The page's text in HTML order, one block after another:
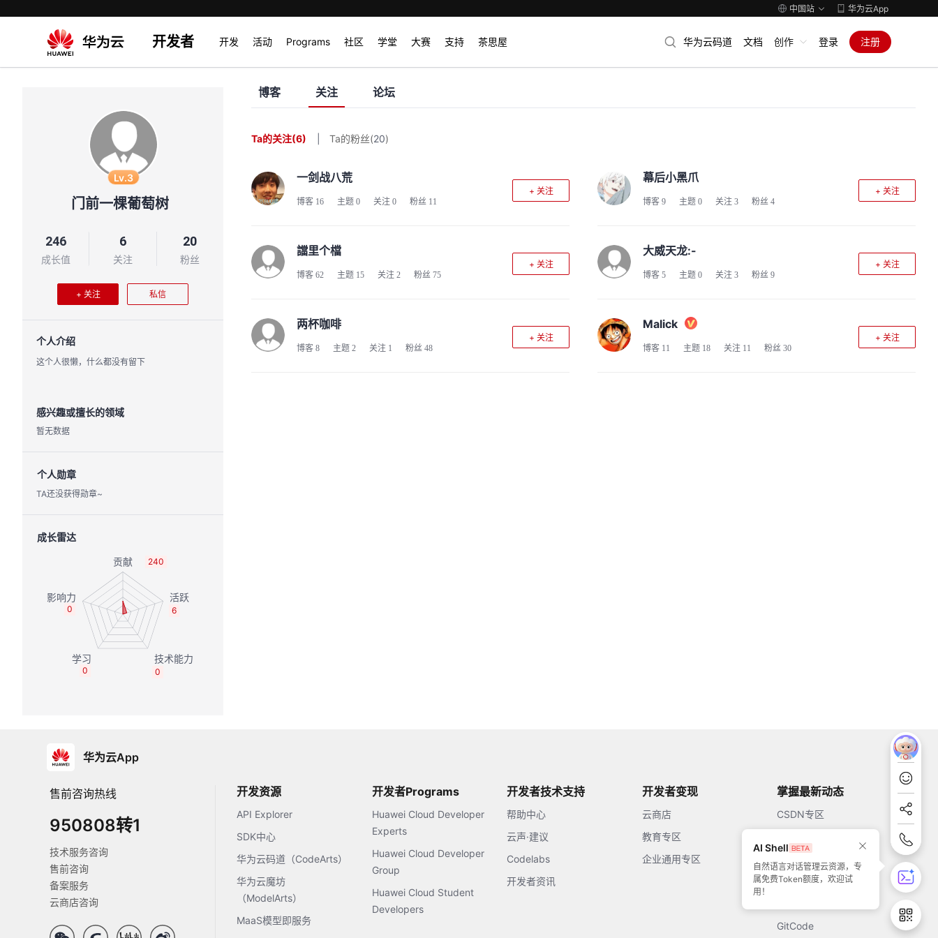
中国站 华为云App
开发者 开发 活动 Programs 社区 学堂 大赛 支持 茶思屋 华为云码道 文档 创作 登录 注册
Lv.3
门前一棵葡萄树
246
成长值
6
关注
20
粉丝
+ 关注 私信
个人介绍
这个人很懒，什么都没有留下
感兴趣或擅长的领域
暂无数据
个人勋章
TA还没获得勋章~
成长雷达
240
6
0
0
0
博客 关注 论坛
Ta的关注(6) Ta的粉丝(20)
一剑战八荒
博客 16 主题 0 关注 0 粉丝 11
+ 关注
幕后小黑爪
博客 9 主题 0 关注 3 粉丝 4
+ 关注
譡里个檔
博客 62 主题 15 关注 2 粉丝 75
+ 关注
大威天龙:-
博客 5 主题 0 关注 3 粉丝 9
+ 关注
两杯咖啡
博客 8 主题 2 关注 1 粉丝 48
+ 关注
Malick
博客 11 主题 18 关注 11 粉丝 30
+ 关注
华为云App
售前咨询热线
950808转1
技术服务咨询
售前咨询
备案服务
云商店咨询
开发资源
API Explorer
SDK中心
华为云码道（CodeArts）
华为云魔坊
（ModelArts）
MaaS模型即服务
开发者Programs
Huawei Cloud Developer
Experts
Huawei Cloud Developer
Group
Huawei Cloud Student
Developers
开发者技术支持
帮助中心
云声·建议
Codelabs
开发者资讯
开发者变现
云商店
教育专区
企业通用专区
掌握最新动态
CSDN专区
51CTO
GitCode
AI Shell
自然语言对话管理云资源，专
属免费Token额度，欢迎试
用！